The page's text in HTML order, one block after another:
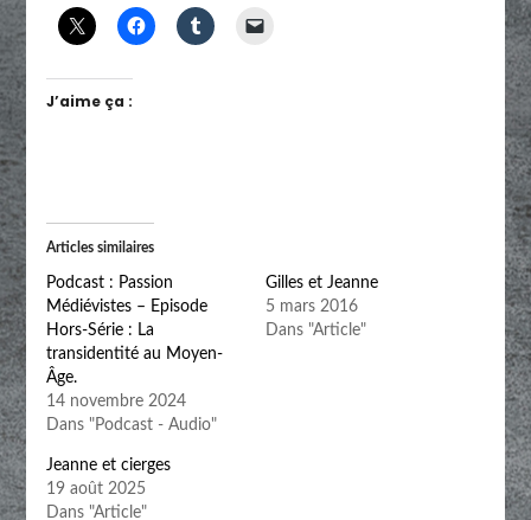
J’aime ça :
Articles similaires
Podcast : Passion
Médiévistes – Episode
Hors-Série : La
transidentité au Moyen-
Âge.
14 novembre 2024
Dans "Podcast - Audio"
Gilles et Jeanne
5 mars 2016
Dans "Article"
Jeanne et cierges
19 août 2025
Dans "Article"